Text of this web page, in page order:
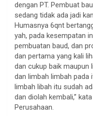
dengan PT. Pembuat
sedang tidak ada jadi
Humasnya 6qnt
yah, pada kesempatan
pembuatan baud, dan
dan pertama yang kali
dan cukup baik maupun
dan limbah limbah pada
limbah libah itu sudah
dan diolah kembali,”
Perusahaan.